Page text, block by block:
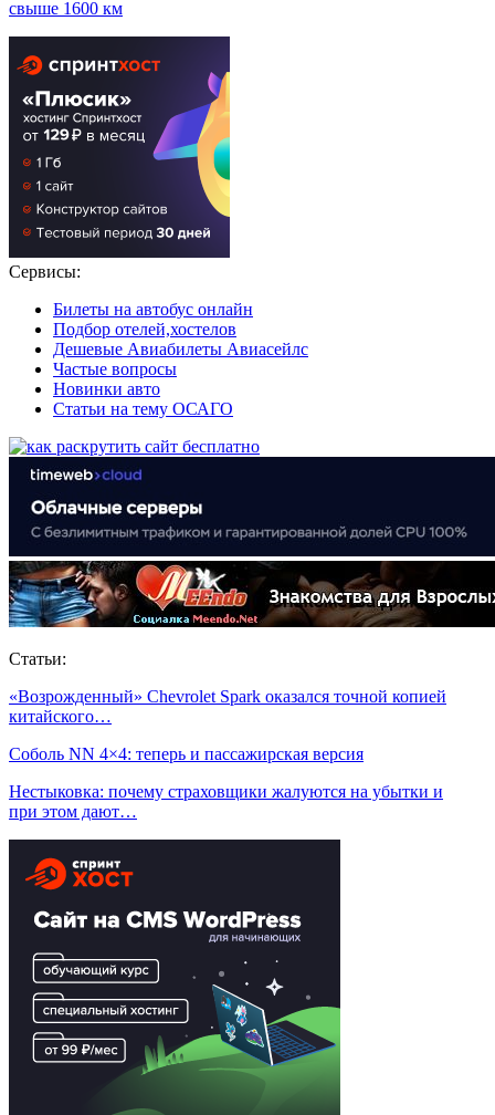
свыше 1600 км
Сервисы:
Билеты на автобус онлайн
Подбор отелей,хостелов
Дешевые Авиабилеты Авиасейлс
Частые вопросы
Новинки авто
Статьи на тему ОСАГО
Статьи:
«Возрожденный» Chevrolet Spark оказался точной копией
китайского…
Соболь NN 4×4: теперь и пассажирская версия
Нестыковка: почему страховщики жалуются на убытки и
при этом дают…